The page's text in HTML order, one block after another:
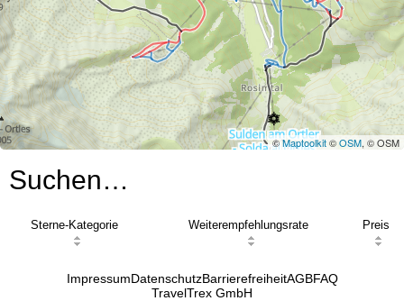
©Maptoolkit©OSM, © OSM
Suchen…
Sterne-Kategorie Weiterempfehlungsrate Preis
ImpressumDatenschutzBarrierefreiheitAGBFAQ
TravelTrex GmbH